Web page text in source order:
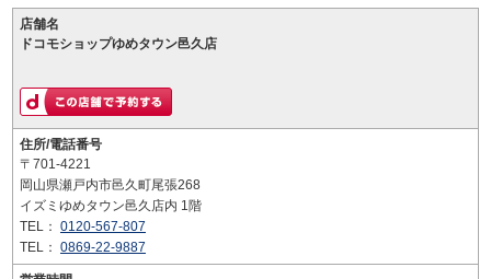
店舗名
ドコモショップゆめタウン邑久店
住所/電話番号
〒701-4221
岡山県瀬戸内市邑久町尾張268
イズミゆめタウン邑久店内 1階
TEL： 0120-567-807
TEL： 0869-22-9887